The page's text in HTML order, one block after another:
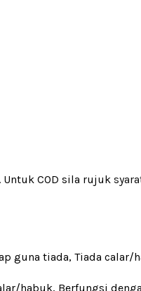
COD sila rujuk
guna tiada, Tiada calar/
habuk, Berfungsi